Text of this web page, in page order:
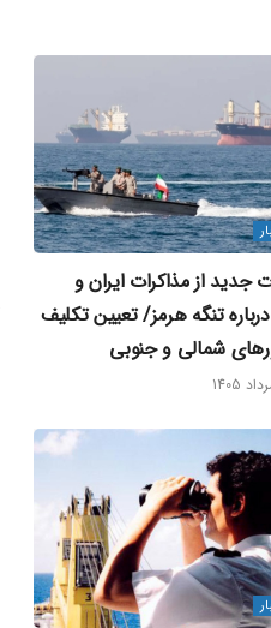
جدید از مذاکرات ایران و
تنگه هرمز/ تعیین تکلیف
شمالی و جنوبی